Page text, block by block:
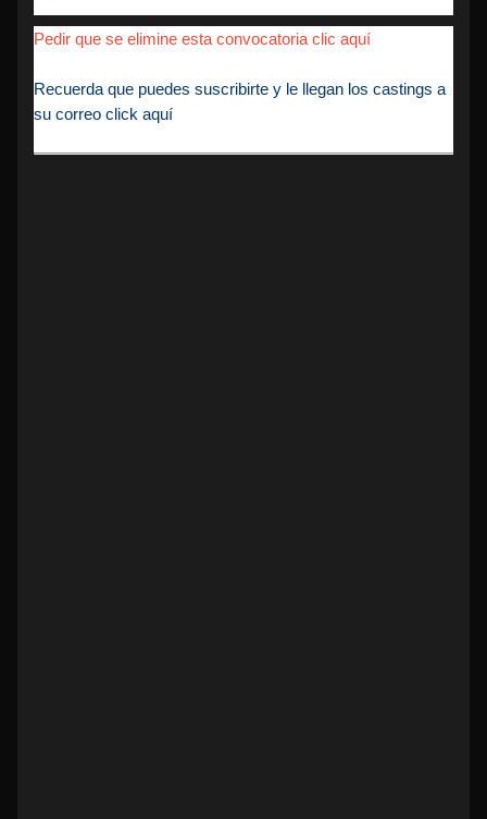
Pedir que se elimine esta convocatoria clic aquí
Recuerda que puedes suscribirte y le llegan los castings a
su correo click aquí